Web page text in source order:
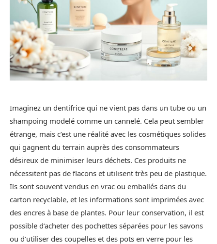
Imaginez un dentifrice qui ne vient pas dans un tube ou un
shampoing modelé comme un cannelé. Cela peut sembler
étrange, mais c’est une réalité avec les cosmétiques solides
qui gagnent du terrain auprès des consommateurs
désireux de minimiser leurs déchets. Ces produits ne
nécessitent pas de flacons et utilisent très peu de plastique.
Ils sont souvent vendus en vrac ou emballés dans du
carton recyclable, et les informations sont imprimées avec
des encres à base de plantes. Pour leur conservation, il est
possible d’acheter des pochettes séparées pour les savons
ou d’utiliser des coupelles et des pots en verre pour les